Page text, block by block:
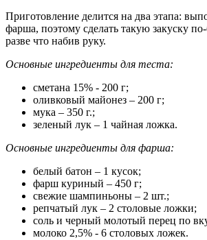
Приготовление делится на два этапа:
фарша, поэтому сделать такую закуску
разве что набив руку.
Основные ингредиенты для теста:
сметана 15% - 200 г;
оливковый майонез – 200 г;
мука – 350 г.;
зеленый лук – 1 чайная ложка.
Основные ингредиенты для фарша:
белый батон – 1 кусок;
фарш куриный – 450 г;
свежие шампиньоны – 2 шт.;
репчатый лук – 2 столовые ложки;
соль и черный молотый перец по
молоко 2,5% - 6 столовых ложек.